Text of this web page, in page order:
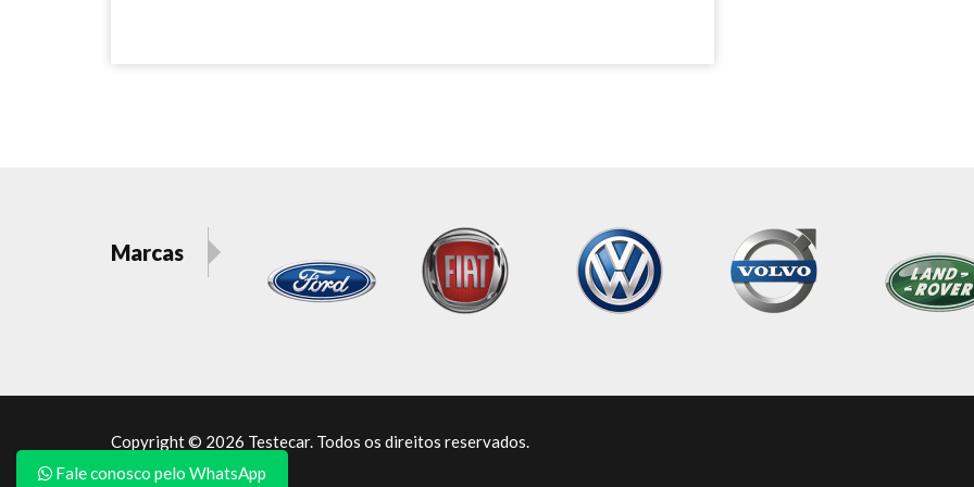
Marcas
Fale conosco pelo WhatsApp
Copyright © 2026 Testecar. Todos os direitos reservados.
Portal porautow